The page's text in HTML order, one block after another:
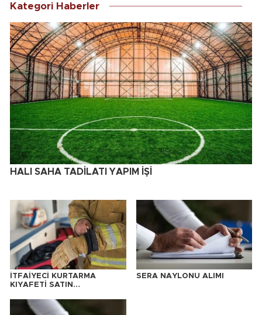
Kategori Haberler
HALI SAHA TADİLATI YAPIM İŞİ
İTFAİYECİ KURTARMA
KIYAFETİ SATIN
SERA NAYLONU ALIMI